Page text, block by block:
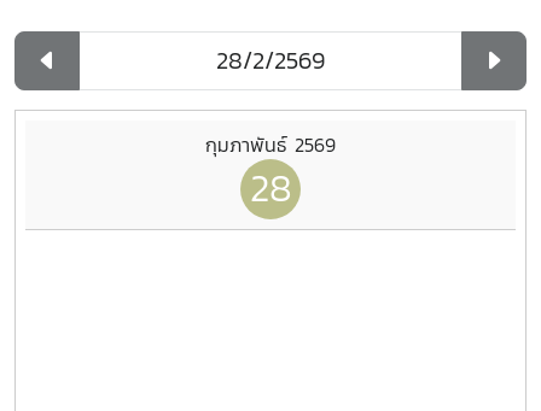
กุมภาพันธ์ 2569
28